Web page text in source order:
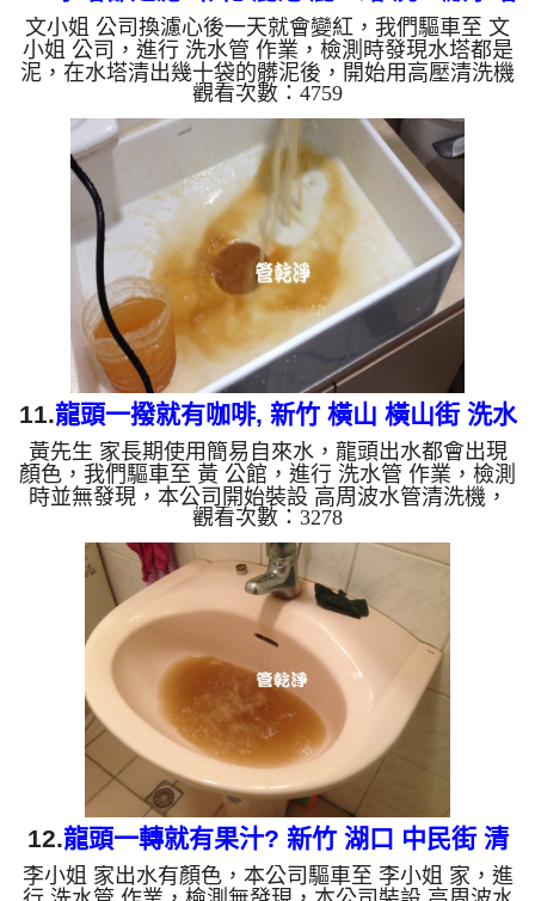
水管
文小姐 公司換濾心後一天就會變紅，我們驅車至 文
小姐 公司，進行 洗水管 作業，檢測時發現水塔都是
泥，在水塔清出幾十袋的髒泥後，開始用高壓清洗機
洗水塔，在裝設 高周波水管清洗機，灌入 檸檬酸 至
水管，等了約10分，開啟 水管清洗機 ，啟動 螺旋
波 模式，洗水管流出黃色髒水，歷時八個小時，水
塔水管都洗乾淨了。 如是自來水，如水管老化，會
產生鐵鏽跟泥沙堆積，洗出來的水就會是咖啡色，地
下水含有氧化錳，管壁上會結成黑色管垢，洗出來的
水會跟石油一樣黑，有些洗出綠色的水，是因為裡面
有銅的物質，生鏽產生...
觀看次數：4759
11.龍頭一撥就有咖啡, 新竹 橫山 橫山街 洗水
管
黃先生 家長期使用簡易自來水，龍頭出水都會出現
顏色，我們驅車至 黃 公館，進行 洗水管 作業，檢測
時並無發現，本公司開始裝設 高周波水管清洗機，
灌入 檸檬酸 至水管，等了約10分，開啟 水管清洗機
，啟動 螺旋波 模式，剛洗水管就流出黃棕色髒水，
顏色越來越深，二個多小時後，出水變乾淨出水量也
變大了。 如是自來水，如水管老化，會產生鐵鏽跟
泥沙堆積，洗出來的水就會是咖啡色，地下水含有氧
化錳，管壁上會結成黑色管垢，洗出來的水會跟石油
一樣黑，有些洗出綠色的水，是因為裡面有銅的物
質，生鏽產生銅綠，如...
觀看次數：3278
12.龍頭一轉就有果汁? 新竹 湖口 中民街 清
洗水管
李小姐 家出水有顏色，本公司驅車至 李小姐 家，進